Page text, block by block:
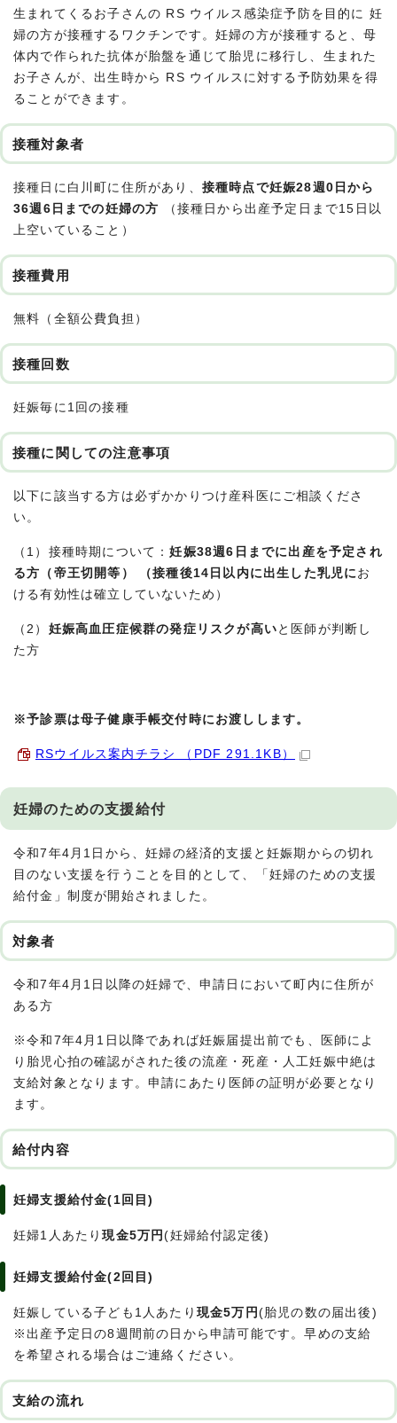
生まれてくるお子さんの RS ウイルス感染症予防を目的に 妊
婦の方が接種するワクチンです。妊婦の方が接種すると、母
体内で作られた抗体が胎盤を通じて胎児に移行し、生まれた
お子さんが、出生時から RS ウイルスに対する予防効果を得
ることができます。
接種対象者
接種日に白川町に住所があり、 接種時点で妊娠28週0日から
36週6日までの妊婦の方
（接種日から出産予定日まで15日以
上空いていること）
接種費用
無料（全額公費負担）
接種回数
妊娠毎に1回の接種
接種に関しての注意事項
以下に該当する方は必ずかかりつけ産科医にご相談くださ
い。
（1）接種時期について：妊娠38週6日までに出産を予定され
る方（帝王切開等） （接種後14日以内に出生した乳児にお
ける有効性は確立していないため）
（2） 妊娠高血圧症候群の発症リスクが高い と医師が判断し
た方
※予診票は母子健康手帳交付時にお渡しします。
RSウイルス案内チラシ （PDF 291.1KB）
妊婦のための支援給付
令和7年4月1日から、妊婦の経済的支援と妊娠期からの切れ
目のない支援を行うことを目的として、「妊婦のための支援
給付金」制度が開始されました。
対象者
令和7年4月1日以降の妊婦で、申請日において町内に住所が
ある方
※令和7年4月1日以降であれば妊娠届提出前でも、医師によ
り胎児心拍の確認がされた後の流産・死産・人工妊娠中絶は
支給対象となります。申請にあたり医師の証明が必要となり
ます。
給付内容
妊婦支援給付金(1回目)
妊婦1人あたり現金5万円(妊婦給付認定後)
妊婦支援給付金(2回目)
妊娠している子ども1人あたり 現金5万円 (胎児の数の届出後)
※出産予定日の8週間前の日から申請可能です。早めの支給
を希望される場合はご連絡ください。
支給の流れ